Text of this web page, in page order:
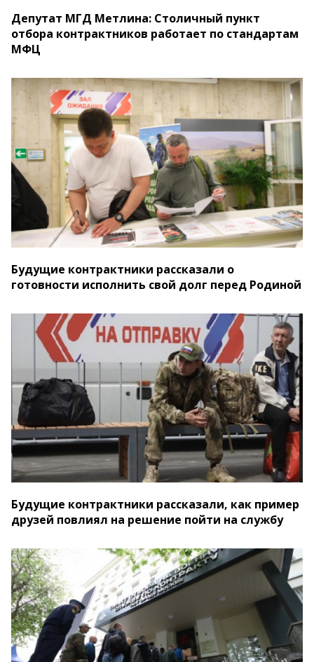
Депутат МГД Метлина: Столичный пункт
отбора контрактников работает по стандартам
МФЦ
Будущие контрактники рассказали о
готовности исполнить свой долг перед Родиной
Будущие контрактники рассказали, как пример
друзей повлиял на решение пойти на службу